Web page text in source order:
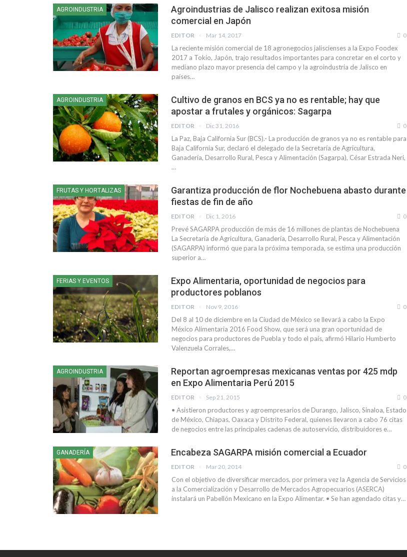
AGROINDUSTRIA
Agroindustrias de Jalisco realizan exitosa misión
comercial en Japón
EDITOR Mar 14, 2017 0
La reciente misión comercial de 18 agronegocios jaliscienses a la Expo Foodex
2017 a Tokio, Japón, trajo resultados importantes para concretar en el corto y
mediano plazo mayor presencia del campo y la agroindustria de Jalisco en
países…
AGROINDUSTRIA
Cultivo de granos en BCS ya no es rentable; hay que
apostar a frutales y orgánicos: Sagarpa
EDITOR Dic 31, 2016 0
La Paz, Baja California Sur (BCS).- La producción de granos ya no es rentable para
Baja California Sur, declaró el delegado de la Secretaría de Agricultura,
Ganadería, Desarrollo Rural, Pesca y Alimentación (Sagarpa), César Estrada Neri,
…
FRUTAS Y HORTALIZAS
Garantiza producción de flor Nochebuena abasto durante
fiestas de fin de año
EDITOR Dic 1, 2016 0
Prevé SAGARPA producción de más de 16 millones de plantas de Nochebuena
La Secretaría de Agricultura, Ganadería, Desarrollo Rural, Pesca y Alimentación
(SAGARPA) informó que para la próxima temporada, se estima una producción
superior a…
FERIAS Y EVENTOS
Expo Alimentaria, oportunidad de negocios para
productores poblanos
EDITOR Nov 9, 2016 0
Del 8 al 10 de diciembre en la Ciudad de México se llevará a cabo la Expo
México Alimentaria 2016 Food Show, que será una gran oportunidad de
negocios para productores de Puebla y todo el país, afirmó Hilario Humberto
Valenzuela Corrales,…
AGROINDUSTRIA
Reportan agroempresas mexicanas ventas por 425 mdp
en Expo Alimentaria Perú 2015
EDITOR Sep 21, 2015 0
• Asistieron productores y agroempresarios de Durango, Jalisco, Sinaloa, Estado
de México, Chiapas, Oaxaca y Distrito Federal, quienes llevaron a cabo 76 citas
de negocios entre las principales cadenas de autoservicio, distribuidores e…
GANADERÍA Encabeza SAGARPA misión comercial a Ecuador
EDITOR Mar 20, 2014 0
Con el objetivo de diversificar mercados, por primera vez la Agencia de Servicios
a la Comercialización y Desarrollo de Mercados Agropecuarios (ASERCA)
instalará un Pabellón Mexicano en la Expo Alimentar. • Se han agendado citas y…